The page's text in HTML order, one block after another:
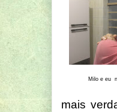
Milo e eu
mais